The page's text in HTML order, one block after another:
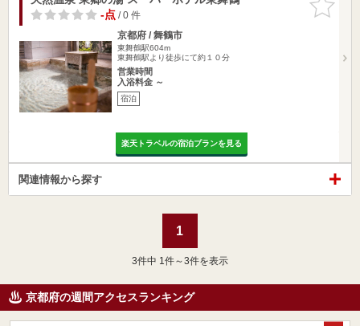
りに追加
-点/ 0 件
京都府 / 舞鶴市
東舞鶴駅604m
東舞鶴駅より徒歩にて約１０分
営業時間
入浴料金 ～
宿泊
楽天トラベルの宿泊プランを見る
関連情報から探す
1
3件中 1件～3件を表示
京都府の週間アクセスランキング